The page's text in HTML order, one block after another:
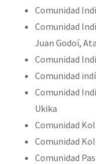
Comunidad
Comunidad
Juan Godoí,
Comunidad
Comunidad
Comunidad
Ukika
Comunidad
Comunidad
Comunidad